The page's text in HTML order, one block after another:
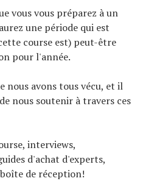
vous vous préparez à un
une période qui est
course est) peut-être
pour l'année.
nous avons tous vécu, et il
nous soutenir à travers ces
interviews,
d'achat d'experts,
de réception!